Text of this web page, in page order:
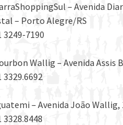
– Avenida
– Porto Alegre/RS
3249-7190
Wallig – Avenida Assis
– Avenida João Wallig,